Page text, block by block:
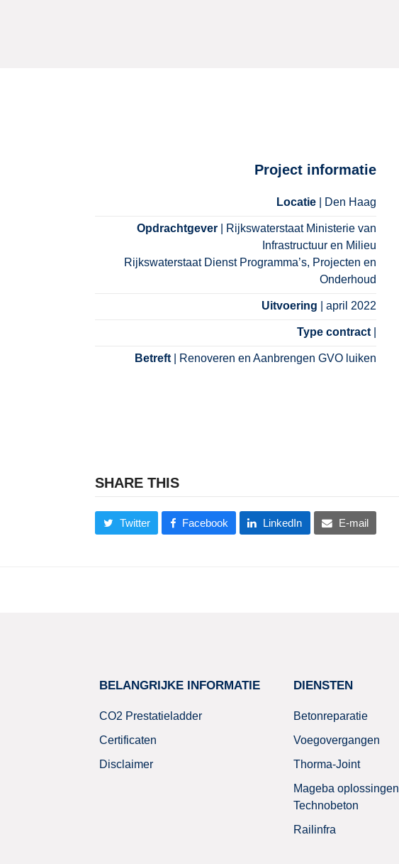
Project informatie
Locatie | Den Haag
Opdrachtgever | Rijkswaterstaat Ministerie van
Infrastructuur en Milieu
Rijkswaterstaat Dienst Programma’s, Projecten en
Onderhoud
Uitvoering | april 2022
Type contract
Betreft | Renoveren en Aanbrengen GVO luiken
SHARE THIS
Twitter Facebook LinkedIn E-mail
BELANGRIJKE INFORMATIE
CO2 Prestatieladder
Certificaten
Disclaimer
DIENSTEN
Betonreparatie
Voegovergangen
Thorma-Joint
Mageba oplossingen
Technobeton
Railinfra